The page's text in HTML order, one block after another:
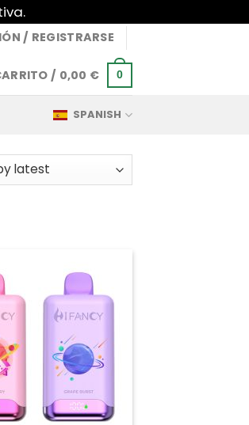
/ REGISTRARSE
/ 0,00 € 0
SPANISH